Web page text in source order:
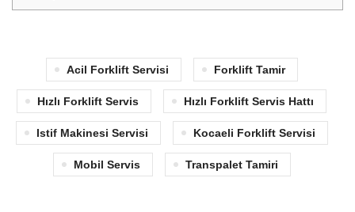
Acil Forklift Servisi Forklift Tamir
Hızlı Forklift Servis Hızlı Forklift Servis Hattı
Istif Makinesi Servisi Kocaeli Forklift Servisi
Mobil Servis Transpalet Tamiri